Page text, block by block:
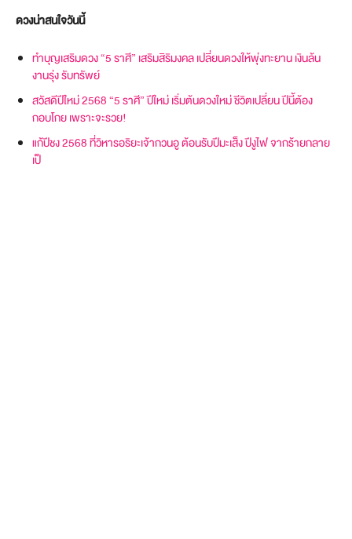
ดวงน่าสนใจวันนี้
ทำบุญเสริมดวง “5 ราศี” เสริมสิริมงคล เปลี่ยนดวงให้พุ่งทะยาน เงินล้น
งานรุ่ง รับทรัพย์
สวัสดีปีใหม่ 2568 “5 ราศี” ปีใหม่ เริ่มต้นดวงใหม่ ชีวิตเปลี่ยน ปีนี้ต้อง
กอบโกย เพราะจะรวย!
แก้ปีชง 2568 ที่วิหารอริยะเจ้ากวนอู ต้อนรับปีมะเส็ง ปีงูไฟ จากร้ายกลาย
เป็